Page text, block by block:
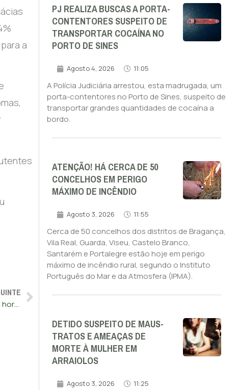
a
Técnicos dos serviços prisionais desde hoje em greve às horas extraordinárias
PJ REALIZA BUSCAS A PORTA-
CONTENTORES SUSPEITO DE
TRANSPORTAR COCAÍNA NO
PORTO DE SINES
Agosto 4, 2026 11:05
A Polícia Judiciária arrestou, esta madrugada, um
porta-contentores no Porto de Sines, suspeito de
transportar grandes quantidades de cocaína a
bordo.
ATENÇÃO! HÁ CERCA DE 50
CONCELHOS EM PERIGO
MÁXIMO DE INCÊNDIO
Agosto 3, 2026 11:55
Cerca de 50 concelhos dos distritos de Bragança,
Vila Real, Guarda, Viseu, Castelo Branco,
Santarém e Portalegre estão hoje em perigo
máximo de incêndio rural, segundo o Instituto
Português do Mar e da Atmosfera (IPMA).
DETIDO SUSPEITO DE MAUS-
TRATOS E AMEAÇAS DE
MORTE À MULHER EM
ARRAIOLOS
Agosto 3, 2026 11:25